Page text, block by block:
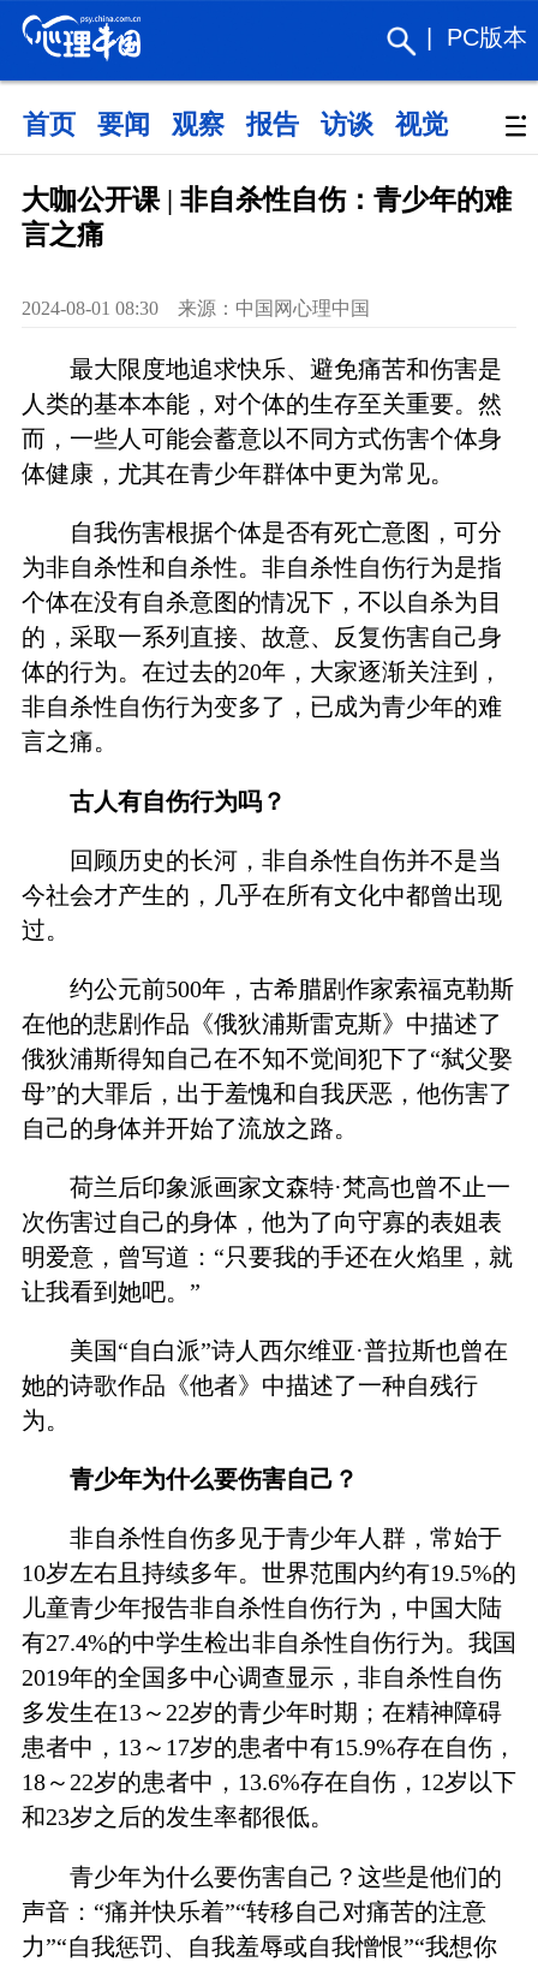
PC版本
首页 要闻 观察 报告 访谈 视觉 政策
大咖公开课 | 非自杀性自伤：青少年的难
言之痛
2024-08-01 08:30 来源：中国网心理中国
最大限度地追求快乐、避免痛苦和伤害是
人类的基本本能，对个体的生存至关重要。然
而，一些人可能会蓄意以不同方式伤害个体身
体健康，尤其在青少年群体中更为常见。
自我伤害根据个体是否有死亡意图，可分
为非自杀性和自杀性。非自杀性自伤行为是指
个体在没有自杀意图的情况下，不以自杀为目
的，采取一系列直接、故意、反复伤害自己身
体的行为。在过去的20年，大家逐渐关注到，
非自杀性自伤行为变多了，已成为青少年的难
言之痛。
古人有自伤行为吗？
回顾历史的长河，非自杀性自伤并不是当
今社会才产生的，几乎在所有文化中都曾出现
过。
约公元前500年，古希腊剧作家索福克勒斯
在他的悲剧作品《俄狄浦斯雷克斯》中描述了
俄狄浦斯得知自己在不知不觉间犯下了“弑父娶
母”的大罪后，出于羞愧和自我厌恶，他伤害了
自己的身体并开始了流放之路。
荷兰后印象派画家文森特·梵高也曾不止一
次伤害过自己的身体，他为了向守寡的表姐表
明爱意，曾写道：“只要我的手还在火焰里，就
让我看到她吧。”
美国“自白派”诗人西尔维亚·普拉斯也曾在
她的诗歌作品《他者》中描述了一种自残行
为。
青少年为什么要伤害自己？
非自杀性自伤多见于青少年人群，常始于
10岁左右且持续多年。世界范围内约有19.5%的
儿童青少年报告非自杀性自伤行为，中国大陆
有27.4%的中学生检出非自杀性自伤行为。我国
2019年的全国多中心调查显示，非自杀性自伤
多发生在13～22岁的青少年时期；在精神障碍
患者中，13～17岁的患者中有15.9%存在自伤，
18～22岁的患者中，13.6%存在自伤，12岁以下
和23岁之后的发生率都很低。
青少年为什么要伤害自己？这些是他们的
声音：“痛并快乐着”“转移自己对痛苦的注意
力”“自我惩罚、自我羞辱或自我憎恨”“我想你